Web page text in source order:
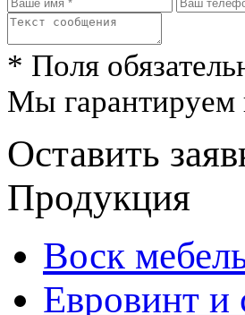
* Поля
Мы гарантируем
Оставить
Продукция
Воск
Евровинт и